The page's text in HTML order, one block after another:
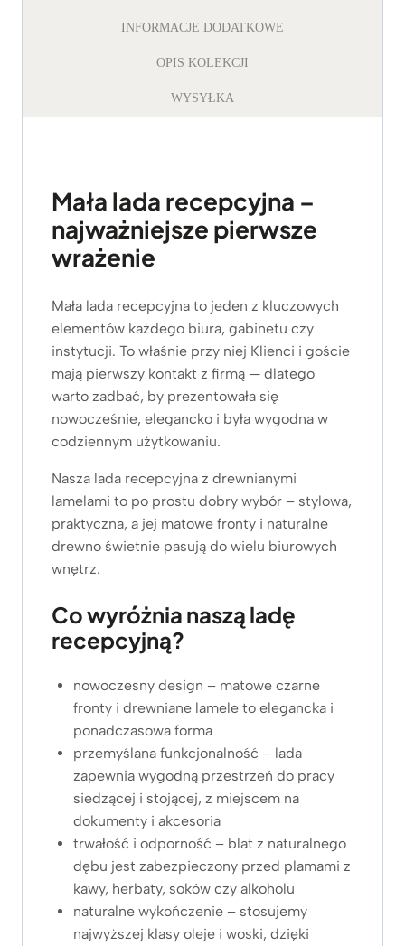
INFORMACJE DODATKOWE
OPIS KOLEKCJI
WYSYŁKA
Mała lada recepcyjna –
najważniejsze pierwsze
wrażenie
Mała lada recepcyjna to jeden z kluczowych
elementów każdego biura, gabinetu czy
instytucji. To właśnie przy niej Klienci i goście
mają pierwszy kontakt z firmą — dlatego
warto zadbać, by prezentowała się
nowocześnie, elegancko i była wygodna w
codziennym użytkowaniu.
Nasza lada recepcyjna z drewnianymi
lamelami to po prostu dobry wybór – stylowa,
praktyczna, a jej matowe fronty i naturalne
drewno świetnie pasują do wielu biurowych
wnętrz.
Co wyróżnia naszą ladę
recepcyjną?
nowoczesny design – matowe czarne
fronty i drewniane lamele to elegancka i
ponadczasowa forma
przemyślana funkcjonalność – lada
zapewnia wygodną przestrzeń do pracy
siedzącej i stojącej, z miejscem na
dokumenty i akcesoria
trwałość i odporność – blat z naturalnego
dębu jest zabezpieczony przed plamami z
kawy, herbaty, soków czy alkoholu
naturalne wykończenie – stosujemy
najwyższej klasy oleje i woski, dzięki